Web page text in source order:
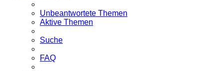
Unbeantwortete Themen
Aktive Themen
Suche
FAQ